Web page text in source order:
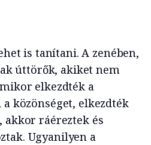
is tanítani. A zenében,
úttörők, akiket nem
elkezdték a
közönséget, elkezdték
ráéreztek és
Ugyanilyen a